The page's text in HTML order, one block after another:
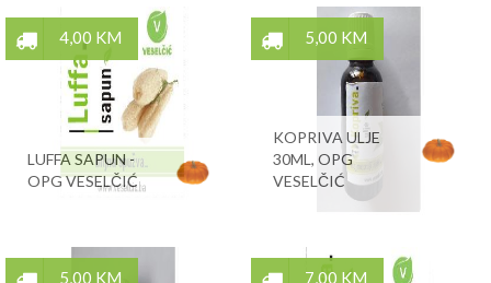
4,00 KM
LUFFA SAPUN -
OPG VESELČIĆ
5,00 KM
KOPRIVA ULJE
30ML, OPG
VESELČIĆ
5,00 KM 7,00 KM